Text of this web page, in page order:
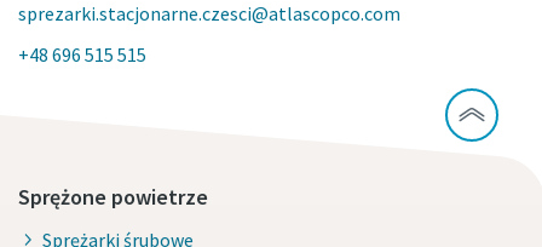
sprezarki.stacjonarne.czesci@atlascopco.com
+48 696 515 515
Sprężone powietrze
Sprężarki śrubowe